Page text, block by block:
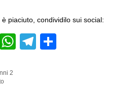
piaciuto, condividilo sui social:
E
W
T
2